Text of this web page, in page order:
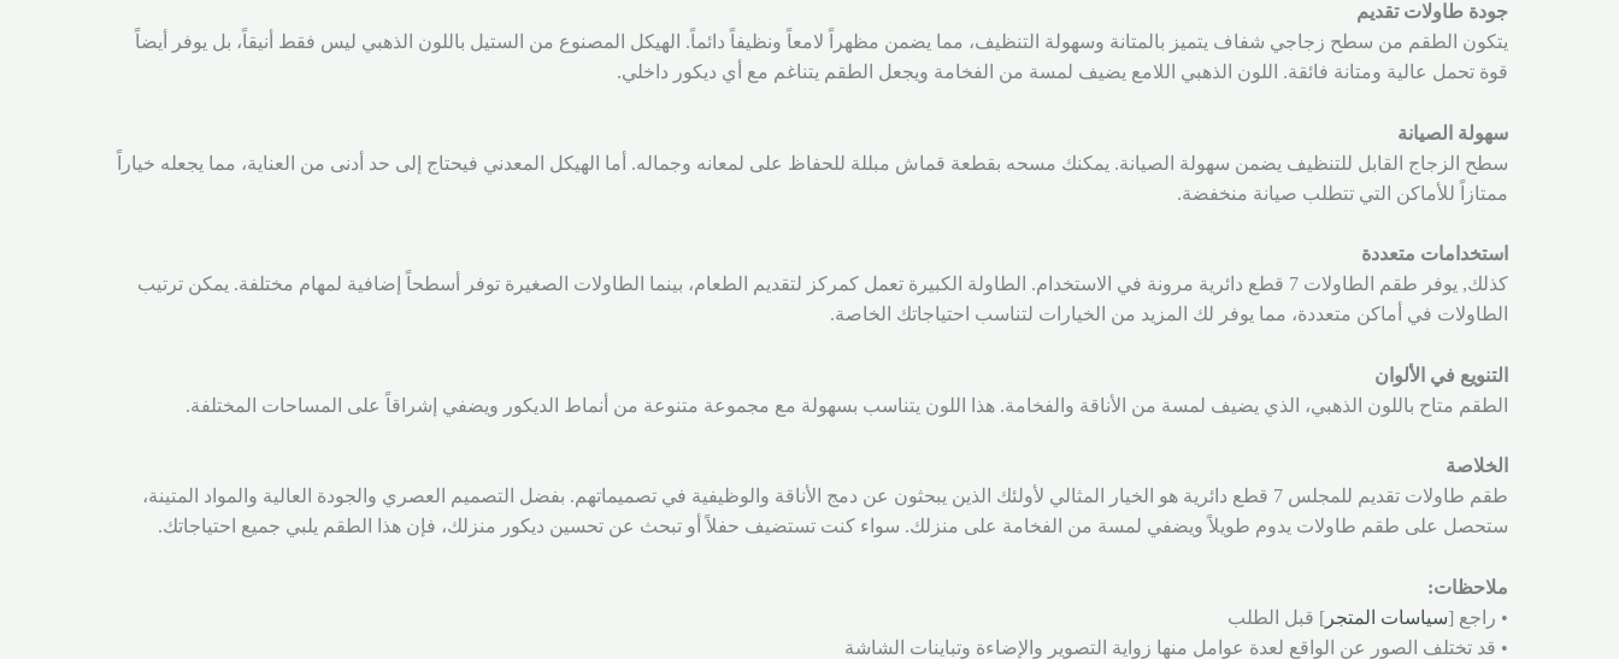
جودة طاولات تقديم
يتكون الطقم من سطح زجاجي شفاف يتميز بالمتانة وسهولة التنظيف، مما يضمن مظهراً لامعاً ونظيفاً دائماً. الهيكل المصنوع من الستيل باللون الذهبي ليس فقط أنيقاً، بل يوفر أيضاً
قوة تحمل عالية ومتانة فائقة. اللون الذهبي اللامع يضيف لمسة من الفخامة ويجعل الطقم يتناغم مع أي ديكور داخلي.
سهولة الصيانة
سطح الزجاج القابل للتنظيف يضمن سهولة الصيانة. يمكنك مسحه بقطعة قماش مبللة للحفاظ على لمعانه وجماله. أما الهيكل المعدني فيحتاج إلى حد أدنى من العناية، مما يجعله خياراً
ممتازاً للأماكن التي تتطلب صيانة منخفضة.
استخدامات متعددة
كذلك, يوفر طقم الطاولات 7 قطع دائرية مرونة في الاستخدام. الطاولة الكبيرة تعمل كمركز لتقديم الطعام، بينما الطاولات الصغيرة توفر أسطحاً إضافية لمهام مختلفة. يمكن ترتيب
الطاولات في أماكن متعددة، مما يوفر لك المزيد من الخيارات لتناسب احتياجاتك الخاصة.
التنويع في الألوان
الطقم متاح باللون الذهبي، الذي يضيف لمسة من الأناقة والفخامة. هذا اللون يتناسب بسهولة مع مجموعة متنوعة من أنماط الديكور ويضفي إشراقاً على المساحات المختلفة.
الخلاصة
طقم طاولات تقديم للمجلس 7 قطع دائرية هو الخيار المثالي لأولئك الذين يبحثون عن دمج الأناقة والوظيفية في تصميماتهم. بفضل التصميم العصري والجودة العالية والمواد المتينة،
ستحصل على طقم طاولات يدوم طويلاً ويضفي لمسة من الفخامة على منزلك. سواء كنت تستضيف حفلاً أو تبحث عن تحسين ديكور منزلك، فإن هذا الطقم يلبي جميع احتياجاتك.
ملاحظات:
• راجع [سياسات المتجر ] قبل الطلب
• قد تختلف الصور عن الواقع لعدة عوامل منها زواية التصوير والإضاءة وتباينات الشاشة